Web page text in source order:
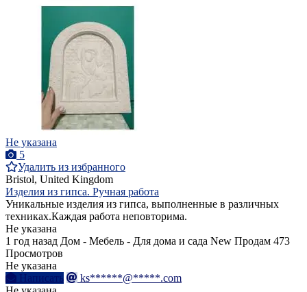
Не указана
5
Удалить из избранного
Bristol, United Kingdom
Изделия из гипса. Ручная работа
Уникальные изделия из гипса, выполненные в различных
техниках.Каждая работа неповторима.
Не указана
1 год назад Дом - Мебель - Для дома и сада New Продам 473
Просмотров
Не указана
Написать
ks******@*****.com